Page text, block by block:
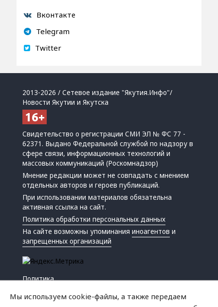
Вконтакте
Telegram
Twitter
2013-2026 / Сетевое издание "Якутия.Инфо"/
Новости Якутии и Якутска
Свидетельство о регистрации СМИ ЭЛ № ФС 77 -
62371. Выдано Федеральной службой по надзору в
сфере связи, информационных технологий и
массовых коммуникаций (Роскомнадзор)
Мнение редакции может не совпадать с мнением
отдельных авторов и героев публикаций.
При использовании материалов обязательна
активная ссылка на сайт.
Политика обработки персональных данных
На сайте возможны упоминанияиноагентов и
запрещенных организаций
Политика
Мы используем cookie-файлы, а также передаем